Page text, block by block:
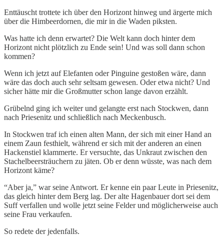
Enttäuscht trottete ich über den Horizont hinweg und ärgerte mich
über die Himbeerdornen, die mir in die Waden piksten.
Was hatte ich denn erwartet? Die Welt kann doch hinter dem
Horizont nicht plötzlich zu Ende sein! Und was soll dann schon
kommen?
Wenn ich jetzt auf Elefanten oder Pinguine gestoßen wäre, dann
wäre das doch auch sehr seltsam gewesen. Oder etwa nicht? Und
sicher hätte mir die Großmutter schon lange davon erzählt.
Grübelnd ging ich weiter und gelangte erst nach Stockwen, dann
nach Priesenitz und schließlich nach Meckenbusch.
In Stockwen traf ich einen alten Mann, der sich mit einer Hand an
einem Zaun festhielt, während er sich mit der anderen an einen
Hackenstiel klammerte. Er versuchte, das Unkraut zwischen den
Stachelbeersträuchern zu jäten. Ob er denn wüsste, was nach dem
Horizont käme?
“Aber ja,” war seine Antwort. Er kenne ein paar Leute in Priesenitz,
das gleich hinter dem Berg lag. Der alte Hagenbauer dort sei dem
Suff verfallen und wolle jetzt seine Felder und möglicherweise auch
seine Frau verkaufen.
So redete der jedenfalls.